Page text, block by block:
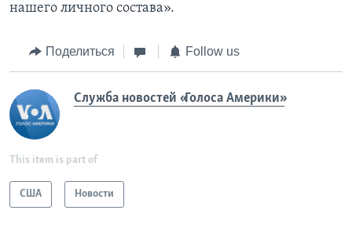
нашего личного состава».
Поделиться Follow us
Служба новостей «Голоса Америки»
This item is part of
США Новости